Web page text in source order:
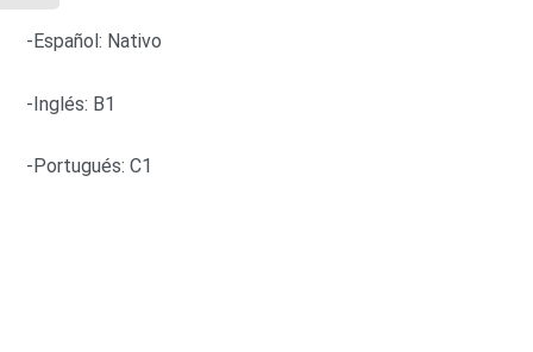
-Español: Nativo
-Inglés: B1
-Portugués: C1